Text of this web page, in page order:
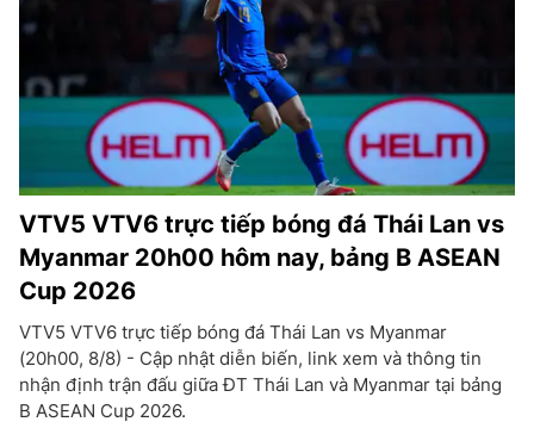
VTV5 VTV6 trực tiếp bóng đá Thái Lan vs
Myanmar 20h00 hôm nay, bảng B ASEAN
Cup 2026
VTV5 VTV6 trực tiếp bóng đá Thái Lan vs Myanmar
(20h00, 8/8) - Cập nhật diễn biến, link xem và thông tin
nhận định trận đấu giữa ĐT Thái Lan và Myanmar tại bảng
B ASEAN Cup 2026.